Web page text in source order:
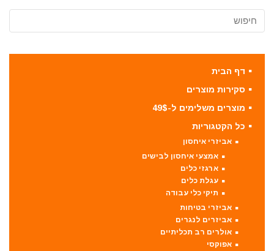
דף הבית
סקירות מוצרים
מוצרים משלימים ל-49$
כל הקטגוריות
אביזרי איחסון
אמצעי איחסון לבישים
ארגזי כלים
עגלת כלים
תיקי כלי עבודה
אביזרי בטיחות
אביזרים לנגרים
אולרים רב תכליתיים
אפוקסי